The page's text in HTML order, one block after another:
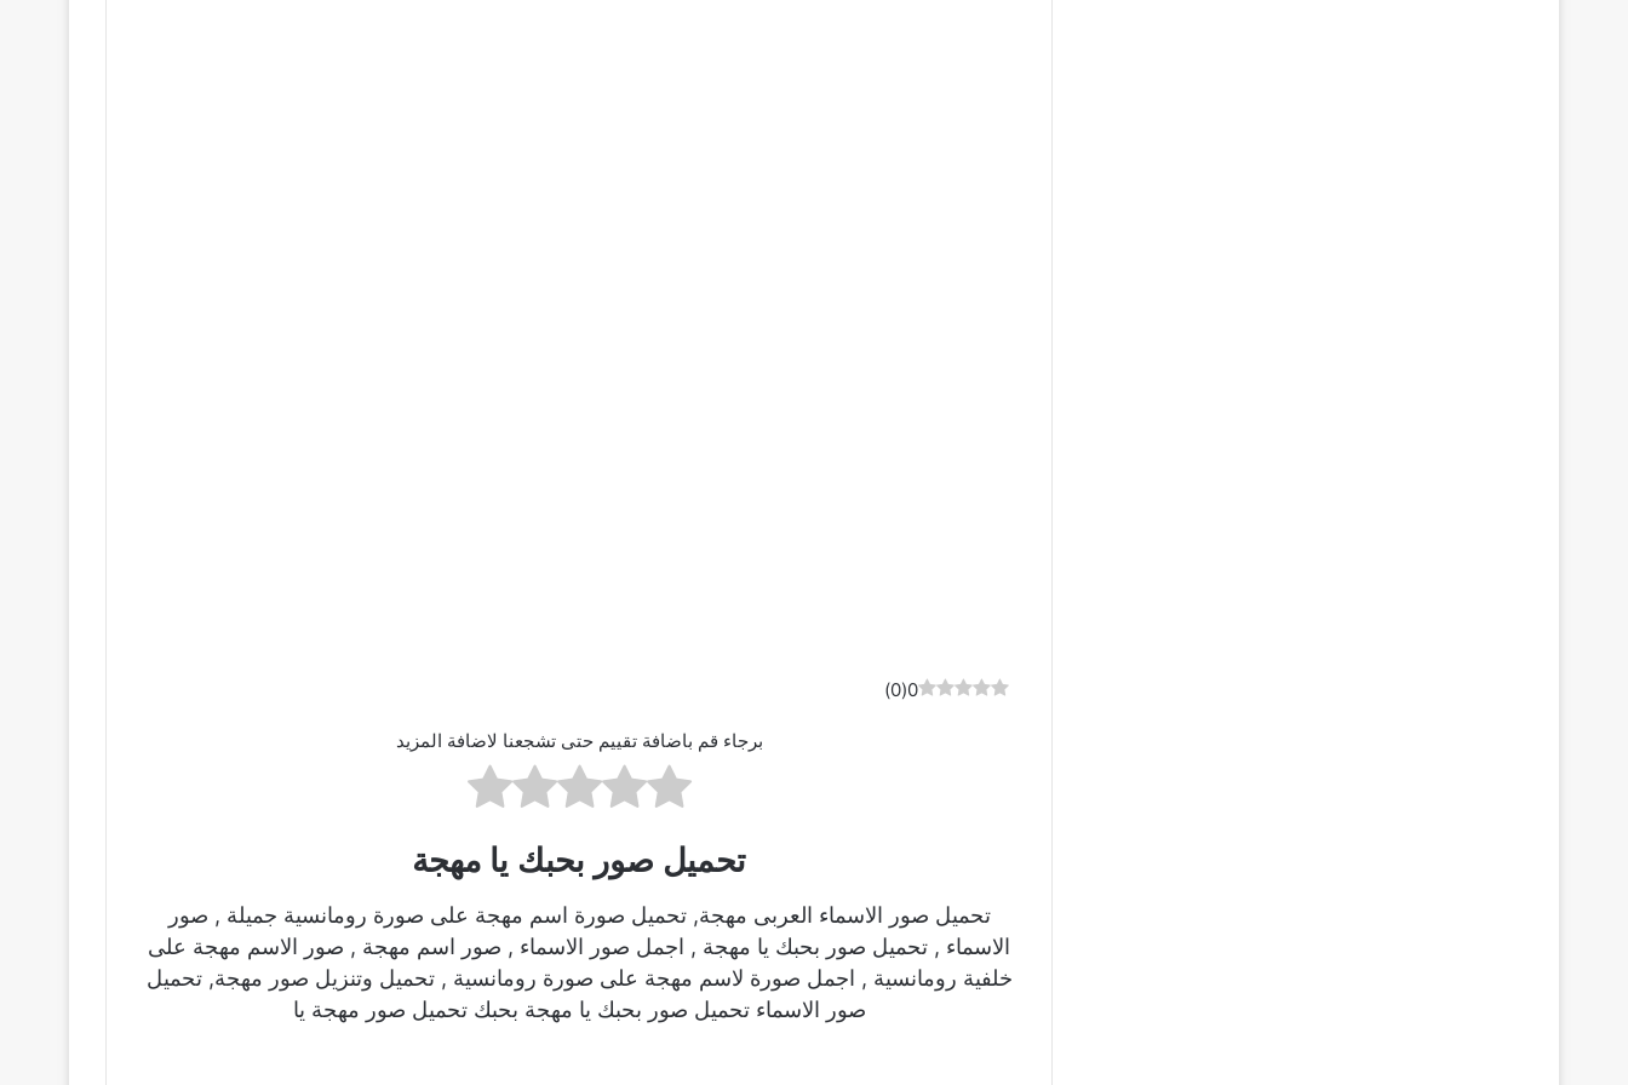
0
(
0
)
برجاء قم باضافة تقييم حتى تشجعنا لاضافة المزيد
تحميل صور بحبك يا مهجة
تحميل صور الاسماء العربى مهجة, تحميل صورة اسم مهجة على صورة رومانسية جميلة , صور
الاسماء , تحميل صور بحبك يا مهجة , اجمل صور الاسماء , صور اسم مهجة , صور الاسم مهجة على
خلفية رومانسية , اجمل صورة لاسم مهجة على صورة رومانسية , تحميل وتنزيل صور مهجة, تحميل
صور الاسماء تحميل صور بحبك يا مهجة بحبك تحميل صور مهجة يا